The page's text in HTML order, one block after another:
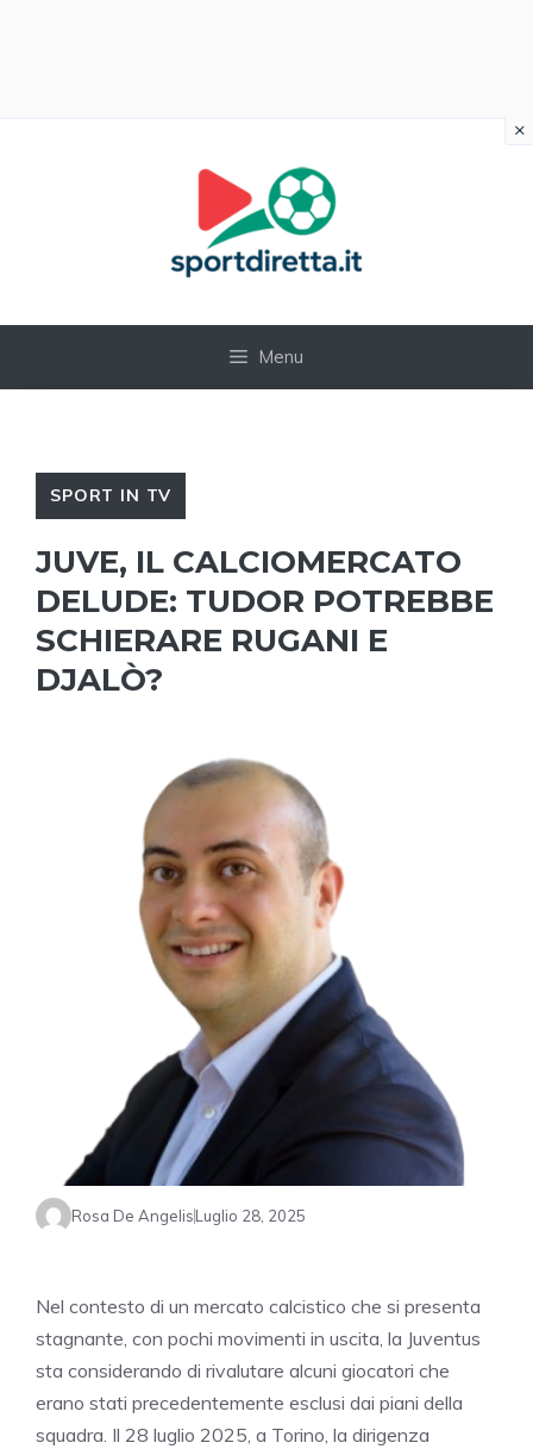
Menu
SPORT IN TV
JUVE, IL CALCIOMERCATO
DELUDE: TUDOR POTREBBE
SCHIERARE RUGANI E
DJALÒ?
Rosa De AngelisLuglio 28, 2025
Nel contesto di un mercato calcistico che si presenta
stagnante, con pochi movimenti in uscita, la Juventus
sta considerando di rivalutare alcuni giocatori che
erano stati precedentemente esclusi dai piani della
squadra. Il 28 luglio 2025, a Torino, la dirigenza
×